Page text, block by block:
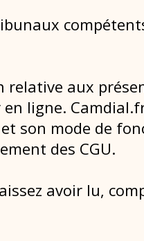
aux
ligne.
son mode de
des CGU.
avoir lu,